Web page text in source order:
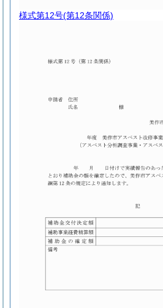
様式第12号(第12条関係)